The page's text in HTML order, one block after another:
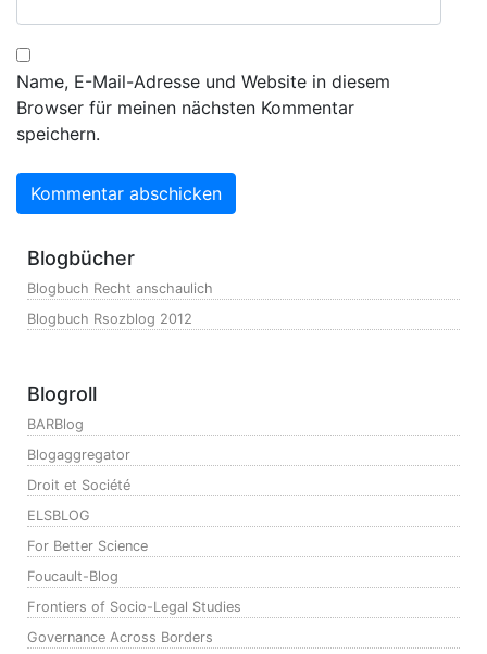
Name, E-Mail-Adresse und Website in diesem
Browser für meinen nächsten Kommentar
speichern.
Blogbücher
Blogbuch Recht anschaulich
Blogbuch Rsozblog 2012
Blogroll
BARBlog
Blogaggregator
Droit et Société
ELSBLOG
For Better Science
Foucault-Blog
Frontiers of Socio-Legal Studies
Governance Across Borders